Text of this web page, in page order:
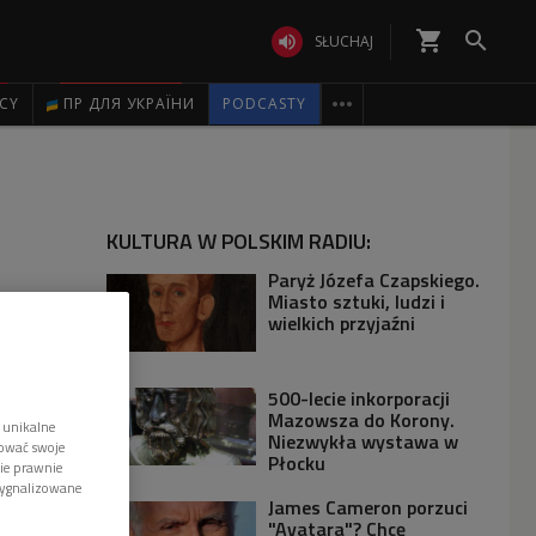
 SŁUCHAJ shopping_cart 
ПР ДЛЯ УКРАЇНИ PODCASTY 
KULTURA W POLSKIM RADIU:
Paryż Józefa Czapskiego.
Miasto sztuki, ludzi i
wielkich przyjaźni
500-lecie inkorporacji
Mazowsza do Korony.
Niezwykła wystawa w
Płocku
James Cameron porzuci
"Avatara"? Chcę
swoje
prawnie